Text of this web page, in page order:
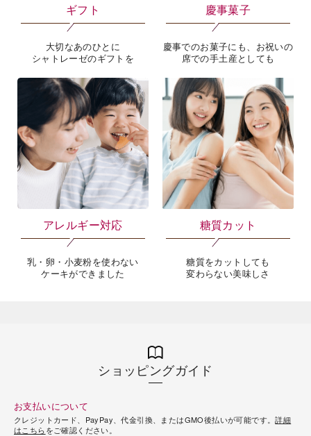
ギフト
大切なあのひとに
シャトレーゼのギフトを
慶事菓子
慶事でのお菓子にも、お祝いの
席での手土産としても
アレルギー対応
乳・卵・小麦粉を使わない
ケーキができました
糖質カット
糖質をカットしても
変わらない美味しさ
ショッピングガイド
お支払いについて
クレジットカード、PayPay、代金引換、またはGMO後払いが可能です。詳細
はこちらをご確認ください。